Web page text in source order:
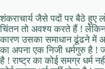
शंकराचार्य जैसे पदों पर बैठे हुए
चिंतन तो अवश्य करते हैं !
कारण उसका समाधान ढूंढने में
का अपना एक निजी धर्मगुरु है !
है ! राष्ट्र का कोई समग्र धर्म